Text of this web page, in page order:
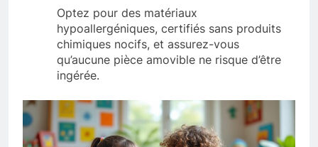
Optez pour des matériaux
hypoallergéniques, certifiés sans produits
chimiques nocifs, et assurez-vous
qu’aucune pièce amovible ne risque d’être
ingérée.